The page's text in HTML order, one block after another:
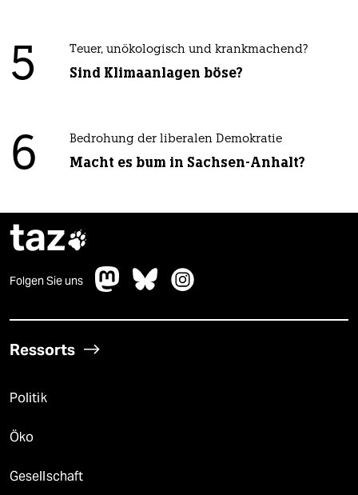
5 Teuer, unökologisch und krankmachend?
Sind Klimaanlagen böse?
6 Bedrohung der liberalen Demokratie
Macht es bum in Sachsen-Anhalt?
taz
Folgen Sie uns
Ressorts
Politik
Öko
Gesellschaft